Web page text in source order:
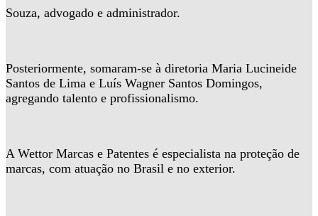
Souza, advogado e administrador.
Posteriormente, somaram-se à diretoria Maria Lucineide
Santos de Lima e Luís Wagner Santos Domingos,
agregando talento e profissionalismo.
A Wettor Marcas e Patentes é especialista na proteção de
marcas, com atuação no Brasil e no exterior.